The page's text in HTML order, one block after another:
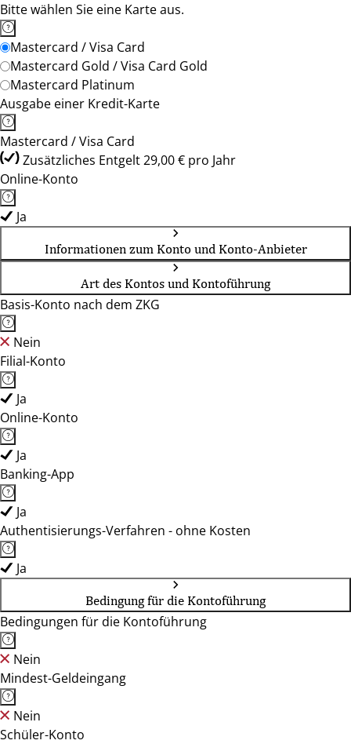
Bitte wählen Sie eine Karte aus.
Mastercard / Visa Card
Mastercard Gold / Visa Card Gold
Mastercard Platinum
Ausgabe einer Kredit-Karte
Mastercard / Visa Card
Zusätzliches Entgelt 29,00 € pro Jahr
Online-Konto
Ja
Informationen zum Konto und Konto-Anbieter
Art des Kontos und Kontoführung
Basis-Konto nach dem ZKG
Nein
Filial-Konto
Ja
Online-Konto
Ja
Banking-App
Ja
Authentisierungs-Verfahren - ohne Kosten
Ja
Bedingung für die Kontoführung
Bedingungen für die Kontoführung
Nein
Mindest-Geldeingang
Nein
Schüler-Konto